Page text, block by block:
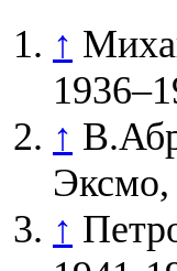
↑
↑
Эксмо,
↑